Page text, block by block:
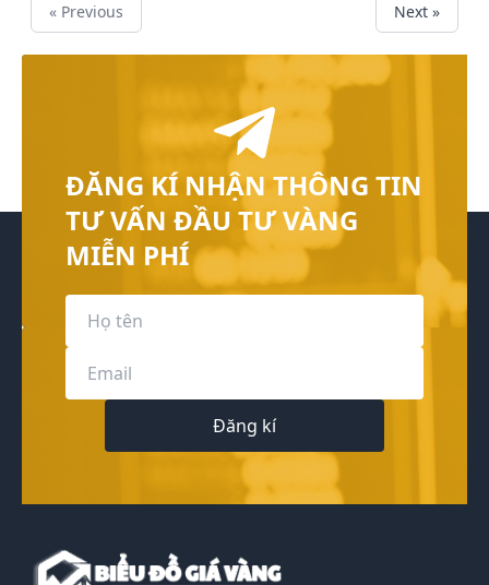
« Previous Next »
ĐĂNG KÍ NHẬN THÔNG TIN
TƯ VẤN ĐẦU TƯ VÀNG
MIỄN PHÍ
Đăng kí